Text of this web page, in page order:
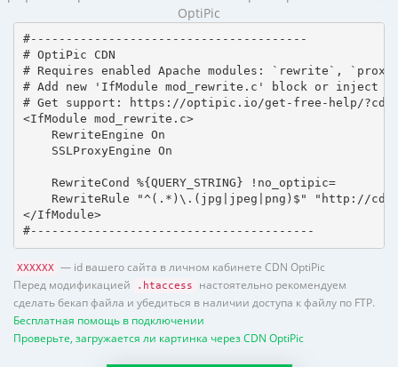
OptiPic
#---------------------------------------
# OptiPic CDN
# Requires enabled Apache modules: `rewrite`,
# Add new 'IfModule mod_rewrite.c' block or inject
# Get support: https://optipic.io/get-free-help/
<IfModule mod_rewrite.c>
    RewriteEngine On
    SSLProxyEngine On
    RewriteCond %{QUERY_STRING} !no_optipic=
RewriteRule "^(.*)\.(jpg|jpeg|png)$" "http://
</IfModule>
#----------------------------------------
XXXXXX
— id вашего сайта в личном кабинете CDN OptiPic
Перед модификацией
.htaccess
настоятельно рекомендуем
сделать бекап файла и убедиться в наличии доступа к файлу по FTP.
Бесплатная помощь в подключении
Проверьте, загружается ли картинка через CDN OptiPic